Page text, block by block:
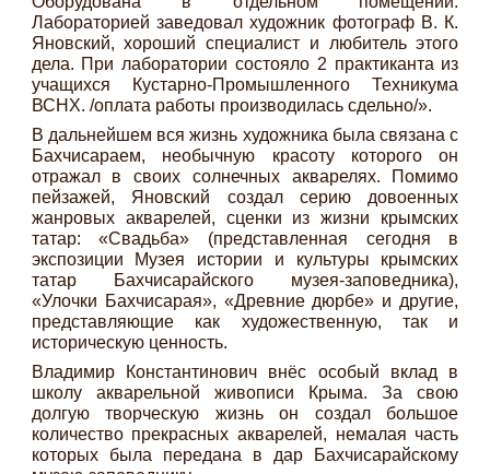
Лабораторией заведовал художник фотограф В. К.
Яновский, хороший специалист и любитель этого
дела. При лаборатории состояло 2 практиканта из
учащихся Кустарно-Промышленного Техникума
ВСНХ. /оплата работы производилась сдельно/».
В дальнейшем вся жизнь художника была связана с
Бахчисараем, необычную красоту которого он
отражал в своих солнечных акварелях. Помимо
пейзажей, Яновский создал серию довоенных
жанровых акварелей, сценки из жизни крымских
татар: «Свадьба» (представленная сегодня в
экспозиции Музея истории и культуры крымских
татар Бахчисарайского музея-заповедника),
«Улочки Бахчисарая», «Древние дюрбе» и другие,
представляющие как художественную, так и
историческую ценность.
Владимир Константинович внёс особый вклад в
школу акварельной живописи Крыма. За свою
долгую творческую жизнь он создал большое
количество прекрасных акварелей, немалая часть
которых была передана в дар Бахчисарайскому